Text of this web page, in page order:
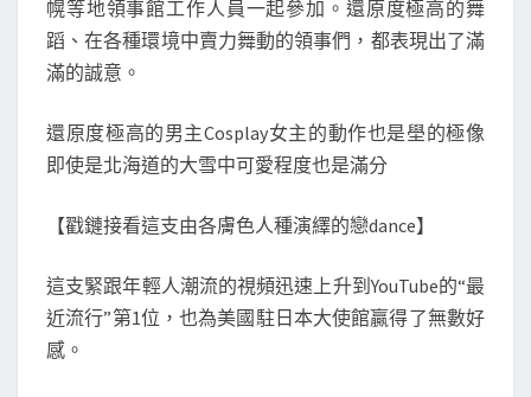
體
跳
網
舞
幌等地領事館工作人員一起參加。還原度極高的舞
蹈、在各種環境中賣力舞動的領事們，都表現出了滿
滿的誠意。
還原度極高的男主Cosplay女主的動作也是壆的極像
即使是北海道的大雪中可愛程度也是滿分
【戳鏈接看這支由各膚色人種演繹的戀dance】
這支緊跟年輕人潮流的視頻迅速上升到YouTube的“最
近流行”第1位，也為美國駐日本大使館贏得了無數好
感。